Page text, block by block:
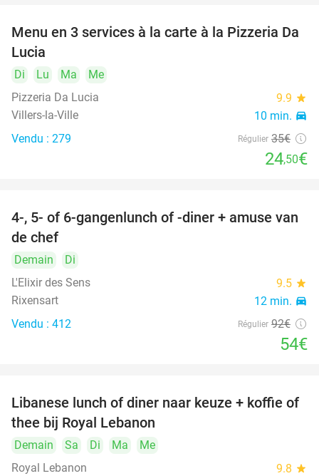
30%
Menu en 3 services à la carte à la Pizzeria Da
Lucia
Di Lu Ma
Me
Pizzeria Da Lucia
9.9 star
Villers-la-Ville 10 min. directions_car
Vendu : 279 Régulier 35€
24,50€
41%
4-, 5- of 6-gangenlunch of -diner + amuse van
de chef
Demain
Di
L'Elixir des Sens
9.5 star
Rixensart 12 min. directions_car
Vendu : 412 Régulier 92€
54€
47%
Libanese lunch of diner naar keuze + koffie of
thee bij Royal Lebanon
Demain Sa Di Ma
Me
Royal Lebanon
9.8 star